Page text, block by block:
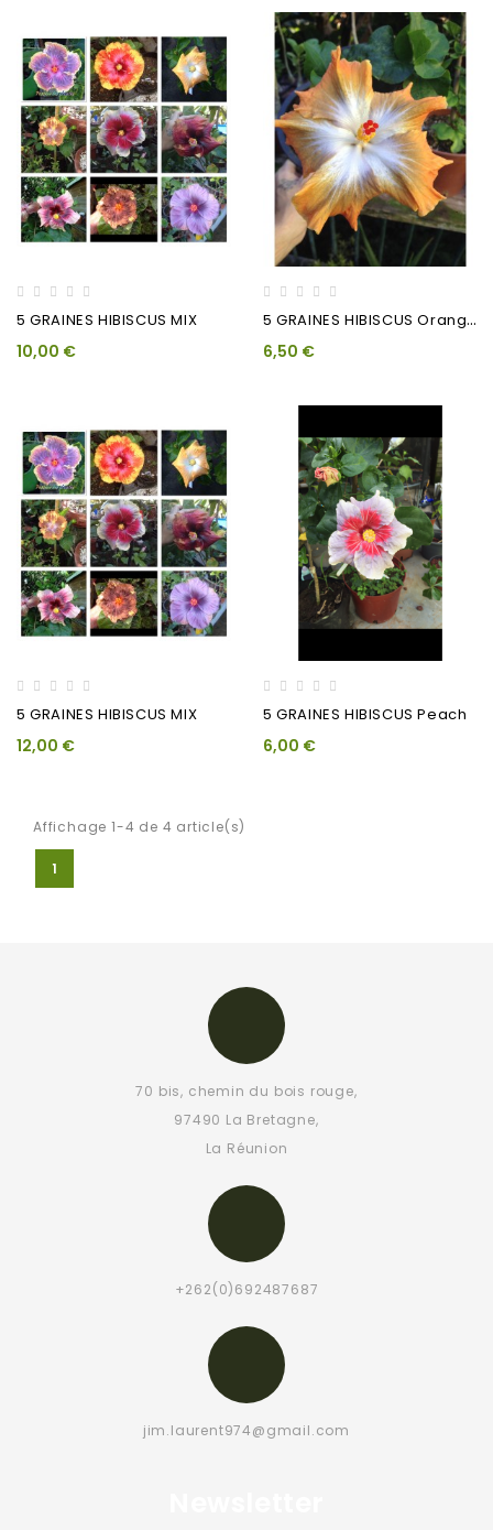
5 GRAINES HIBISCUS MIX
10,00 €
5
GRAINES HIBISCUS Orange...
6,50 €
5 GRAINES HIBISCUS MIX
12,00 €
5 GRAINES HIBISCUS Peach
6,00 €
Affichage 1-4 de 4 article(s)
1
70 bis, chemin du bois rouge,
97490 La Bretagne,
La Réunion
+262(0)692487687
jim.laurent974@gmail.com